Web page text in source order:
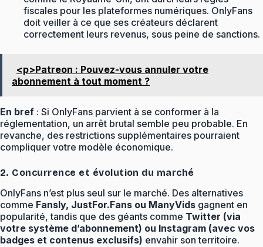
fiscales pour les plateformes numériques. OnlyFans
doit veiller à ce que ses créateurs déclarent
correctement leurs revenus, sous peine de sanctions.
<p>Patreon : Pouvez-vous annuler votre
abonnement à tout moment ?
En bref : Si OnlyFans parvient à se conformer à la
réglementation, un arrêt brutal semble peu probable. En
revanche, des restrictions supplémentaires pourraient
compliquer votre modèle économique.
2. Concurrence et évolution du marché
OnlyFans n’est plus seul sur le marché. Des alternatives
comme Fansly, JustFor.Fans ou ManyVids gagnent en
popularité, tandis que des géants comme Twitter (via
votre système d’abonnement) ou Instagram (avec vos
badges et contenus exclusifs) envahir son territoire.